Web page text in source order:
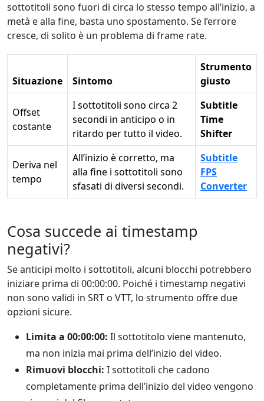
sottotitoli sono fuori di circa lo stesso tempo all’inizio, a
metà e alla fine, basta uno spostamento. Se l’errore
cresce, di solito è un problema di frame rate.
Situazione Sintomo
Strumento
giusto
Offset
costante
I sottotitoli sono circa 2
secondi in anticipo o in
ritardo per tutto il video.
Subtitle
Time
Shifter
Deriva nel
tempo
All’inizio è corretto, ma
alla fine i sottotitoli sono
sfasati di diversi secondi.
Subtitle
FPS
Converter
Cosa succede ai timestamp
negativi?
Se anticipi molto i sottotitoli, alcuni blocchi potrebbero
iniziare prima di 00:00:00. Poiché i timestamp negativi
non sono validi in SRT o VTT, lo strumento offre due
opzioni sicure.
Limita a 00:00:00: Il sottotitolo viene mantenuto,
ma non inizia mai prima dell’inizio del video.
Rimuovi blocchi: I sottotitoli che cadono
completamente prima dell’inizio del video vengono